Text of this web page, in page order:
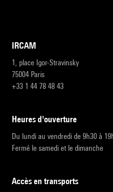
IRCAM
1, place Igor-Stravinsky
75004 Paris
+33 1 44 78 48 43
heures d'ouverture
Du lundi au vendredi de 9h30 à
Fermé le samedi et le dimanche
accès en transports